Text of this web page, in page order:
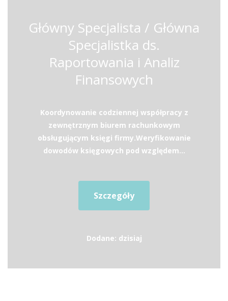
Główny Specjalista / Główna
Specjalistka ds.
Raportowania i Analiz
Finansowych
Koordynowanie codziennej współpracy z
zewnętrznym biurem rachunkowym
obsługującym księgi firmy.Weryfikowanie
dowodów księgowych pod względem...
Szczegóły
Dodane: dzisiaj